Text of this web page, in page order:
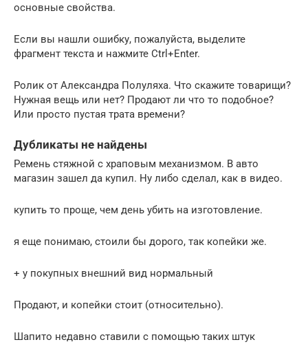
основные свойства.
Если вы нашли ошибку, пожалуйста, выделите
фрагмент текста и нажмите Ctrl+Enter.
Ролик от Александра Полуляха. Что скажите товарищи?
Нужная вещь или нет? Продают ли что то подобное?
Или просто пустая трата времени?
Дубликаты не найдены
Ремень стяжной с храповым механизмом. В авто
магазин зашел да купил. Ну либо сделал, как в видео.
купить то проще, чем день убить на изготовление.
я еще понимаю, стоили бы дорого, так копейки же.
+ у покупных внешний вид нормальный
Продают, и копейки стоит (относительно).
Шапито недавно ставили с помощью таких штук